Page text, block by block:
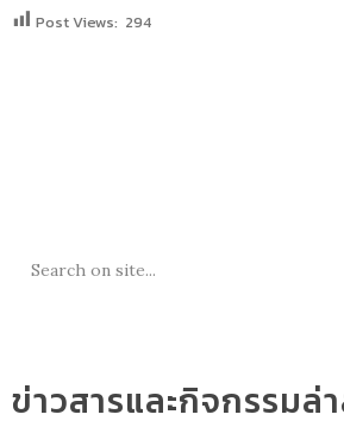
Post Views: 294
ข่าวสารและกิจกรรมล่